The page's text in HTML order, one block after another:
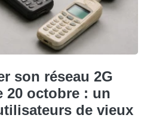
son réseau 2G
20 octobre : un
de vieux